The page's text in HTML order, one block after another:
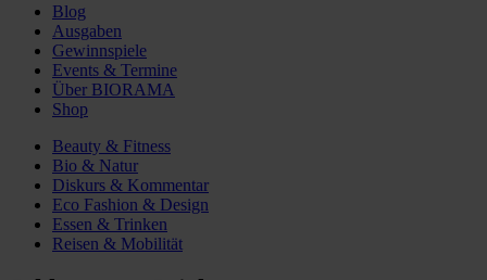
Blog
Ausgaben
Gewinnspiele
Events & Termine
Über BIORAMA
Shop
Beauty & Fitness
Bio & Natur
Diskurs & Kommentar
Eco Fashion & Design
Essen & Trinken
Reisen & Mobilität